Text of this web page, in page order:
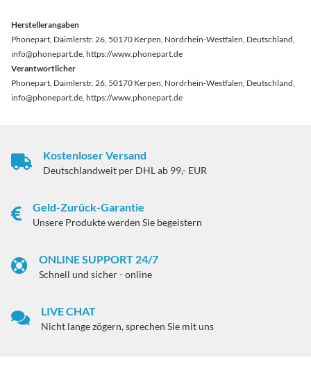
Herstellerangaben
Phonepart, Daimlerstr. 26, 50170 Kerpen, Nordrhein-Westfalen, Deutschland,
info@phonepart.de, https://www.phonepart.de
Verantwortlicher
Phonepart, Daimlerstr. 26, 50170 Kerpen, Nordrhein-Westfalen, Deutschland,
info@phonepart.de, https://www.phonepart.de
Kostenloser Versand
Deutschlandweit per DHL ab 99,- EUR
Geld-Zurück-Garantie
Unsere Produkte werden Sie begeistern
ONLINE SUPPORT 24/7
Schnell und sicher - online
LIVE CHAT
Nicht lange zögern, sprechen Sie mit uns